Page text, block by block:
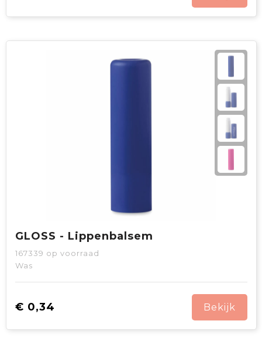
GLOSS - Lippenbalsem
167339 op voorraad
Was
€ 0,34 Bekijk